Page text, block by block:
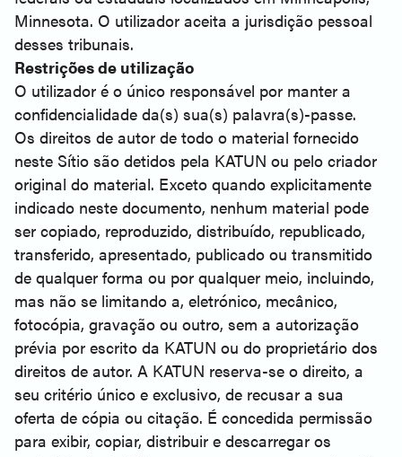
Minnesota. O utilizador aceita a jurisdição pessoal
desses tribunais.
Restrições de utilização
O utilizador é o único responsável por manter a
confidencialidade da(s) sua(s) palavra(s)-passe.
Os direitos de autor de todo o material fornecido
neste Sítio são detidos pela KATUN ou pelo criador
original do material. Exceto quando explicitamente
indicado neste documento, nenhum material pode
ser copiado, reproduzido, distribuído, republicado,
transferido, apresentado, publicado ou transmitido
de qualquer forma ou por qualquer meio, incluindo,
mas não se limitando a, eletrónico, mecânico,
fotocópia, gravação ou outro, sem a autorização
prévia por escrito da KATUN ou do proprietário dos
direitos de autor. A KATUN reserva-se o direito, a
seu critério único e exclusivo, de recusar a sua
oferta de cópia ou citação. É concedida permissão
para exibir, copiar, distribuir e descarregar os